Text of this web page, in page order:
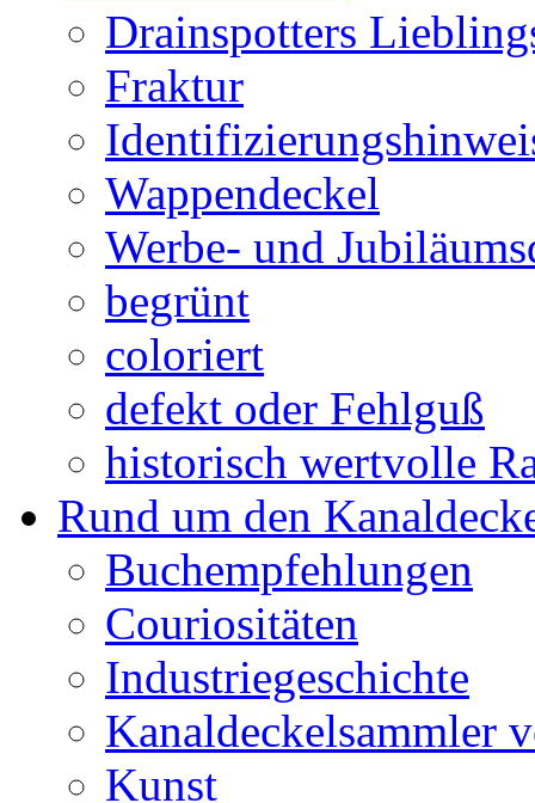
Drainspotters
Fraktur
Wappendeckel
Werbe- und
begrünt
coloriert
defekt oder Fehlguß
historisch wertvolle
Rund um den
Buchempfehlungen
Couriositäten
Industriegeschichte
Kanaldeckelsammler
Kunst